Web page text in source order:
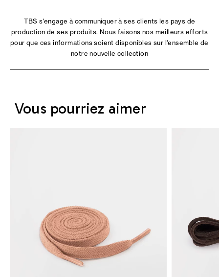
TBS s'engage à communiquer à ses clients les pays de
production de ses produits. Nous faisons nos meilleurs efforts
pour que ces informations soient disponibles sur l'ensemble de
notre nouvelle collection
Vous pourriez aimer